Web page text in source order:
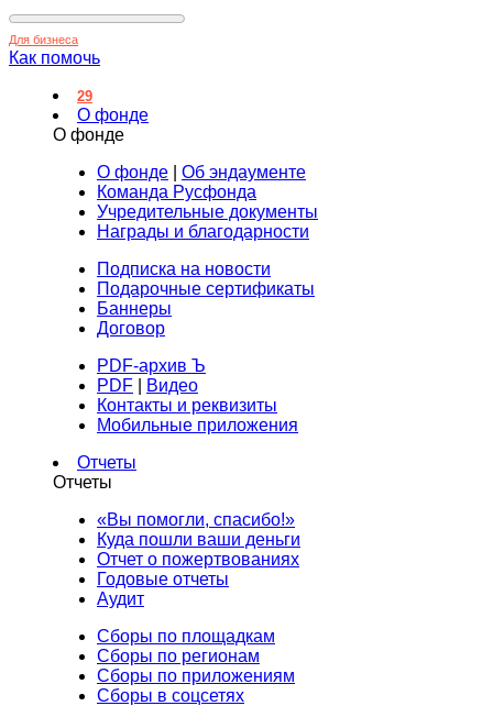
Для бизнеса
Как помочь
29
О фонде
О фонде
О фонде
Об эндаументе
Команда Русфонда
Учредительные документы
Награды и благодарности
Подписка на новости
Подарочные сертификаты
Баннеры
Договор
PDF-архив Ъ
PDF
Видео
Контакты и реквизиты
Мобильные приложения
Отчеты
Отчеты
«Вы помогли, спасибо!»
Куда пошли ваши деньги
Отчет о пожертвованиях
Годовые отчеты
Аудит
Сборы по площадкам
Сборы по регионам
Сборы по приложениям
Сборы в соцсетях